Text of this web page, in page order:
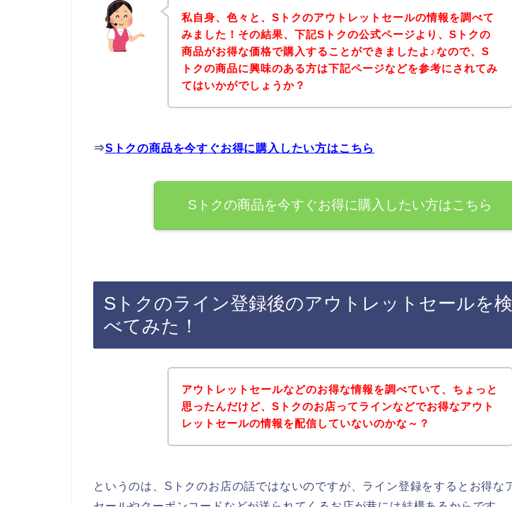
私自身、色々と、Sトクのアウトレットセールの情報を調べて
みました！その結果、下記Sトクの公式ページより、Sトクの
商品がお得な価格で購入することができましたよ♪なので、S
トクの商品に興味のある方は下記ページなどを参考にされてみ
てはいかがでしょうか？
⇒Sトクの商品を今すぐお得に購入したい方はこちら
Sトクの商品を今すぐお得に購入したい方はこちら
Sトクのライン登録後のアウトレットセールを
べてみた！
アウトレットセールなどのお得な情報を調べていて、ちょっと
思ったんだけど、Sトクのお店ってラインなどでお得なアウト
レットセールの情報を配信していないのかな～？
というのは、Sトクのお店の話ではないのですが、ライン登録をするとお得な